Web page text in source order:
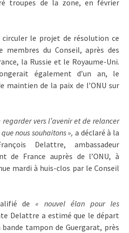
troupes de la zone, en février
le projet de résolution ce
membres du Conseil, après des
la Russie et le Royaume-Uni.
également d’un an, le
maintien de la paix de l’ONU sur
vers l’avenir et de relancer
nous souhaitons », a déclaré à la
Delattre, ambassadeur
de France auprès de l’ONU, à
mardi à huis-clos par le Conseil
de« nouvel élan pour les
Delattre a estimé que le départ
tampon de Guergarat, près